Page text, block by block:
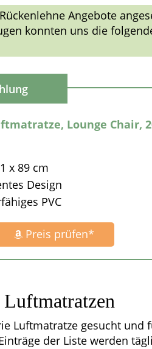
Angebote
konnten uns die
Lounge Chair,
x 89 cm
Design
PVC
Preis prüfen*
Luftmatratze gesucht und
der Liste werden